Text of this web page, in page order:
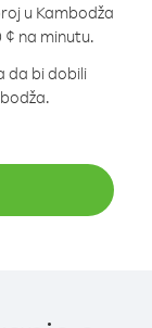
u Kambodža
¢ na minutu.
da bi dobili